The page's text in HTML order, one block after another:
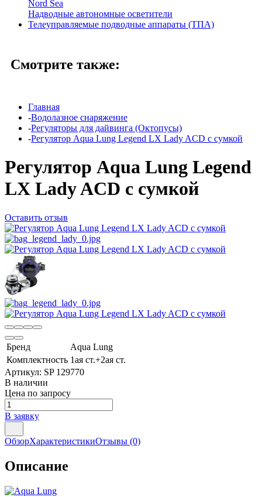
Nord Sea
Надводные автономные осветители
Телеуправляемые подводные аппараты (ТПА)
Смотрите также:
Главная
-Водолазное снаряжение
-Регуляторы для дайвинга (Октопусы)
-Регулятор Aqua Lung Legend LX Lady ACD с сумкой
Регулятор Aqua Lung Legend
LX Lady ACD с сумкой
Оставить отзыв
Бренд
Aqua Lung
Комплектность 1ая ст.+2ая ст.
Артикул: SP 129770
В наличии
Цена по запросу
В заявку
ОбзорХарактеристикиОтзывы (0)
Описание